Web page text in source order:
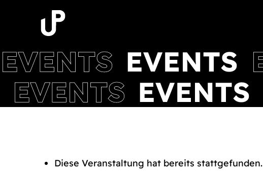
Diese Veranstaltung hat bereits stattgefunden.